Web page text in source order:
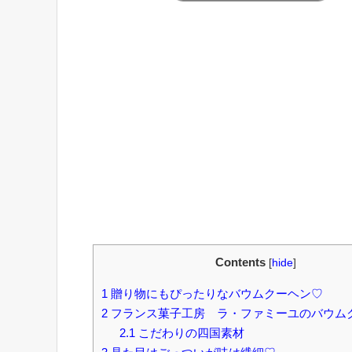
Contents [hide]
1 贈り物にもぴったりなバウムクーヘン♡
2 フランス菓子工房 ラ・ファミーユのバウム
2.1 こだわりの四国素材